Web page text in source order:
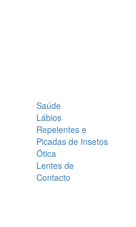
Saúde
Lábios
Repelentes e
Picadas de Insetos
Ótica
Lentes de
Contacto